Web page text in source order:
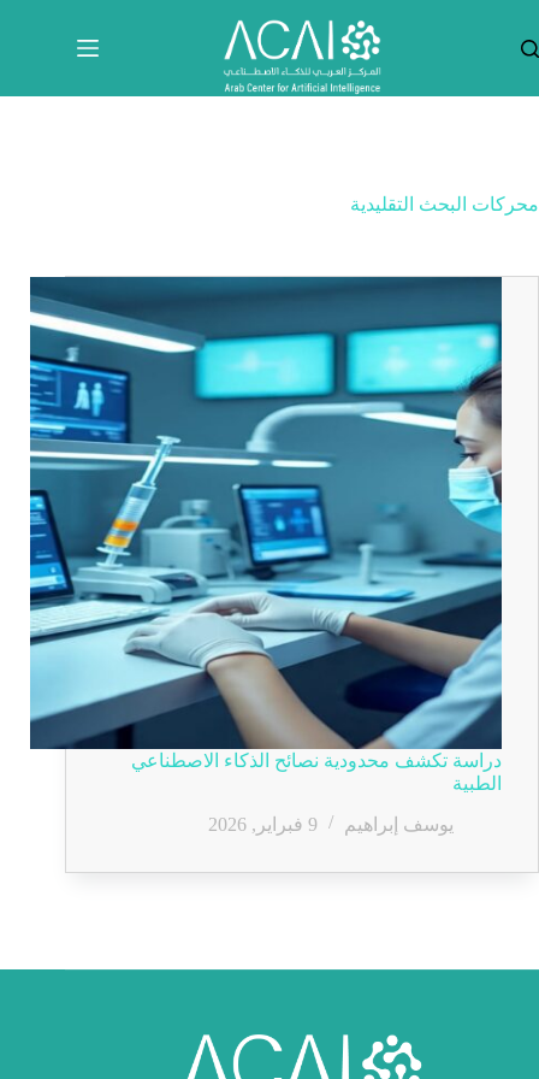
المحتوى
محركات البحث التقليدية
دراسة تكشف محدودية نصائح الذكاء الاصطناعي
الطبية
يوسف إبراهيم
9 فبراير, 2026